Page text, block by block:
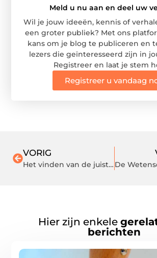
Meld u nu aan en deel uw
Wil je jouw ideeën, kennis of
een groter publiek? Met ons
kans om je blog te publiceren en
lezers die geïnteresseerd zijn in
Registreer en laat je stem
Registreer u vandaag
VORIG
Het vinden van de juiste optometrist in Schagen
Hier zijn enkele
berichten